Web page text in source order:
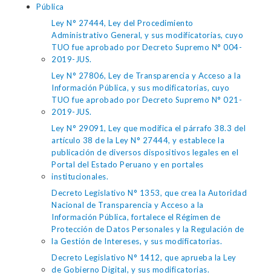
Pública
Ley N° 27444, Ley del Procedimiento
Administrativo General, y sus modificatorias, cuyo
TUO fue aprobado por Decreto Supremo N° 004-
2019-JUS.
Ley N° 27806, Ley de Transparencia y Acceso a la
Información Pública, y sus modificatorias, cuyo
TUO fue aprobado por Decreto Supremo N° 021-
2019-JUS.
Ley N° 29091, Ley que modifica el párrafo 38.3 del
artículo 38 de la Ley N° 27444, y establece la
publicación de diversos dispositivos legales en el
Portal del Estado Peruano y en portales
institucionales.
Decreto Legislativo N° 1353, que crea la Autoridad
Nacional de Transparencia y Acceso a la
Información Pública, fortalece el Régimen de
Protección de Datos Personales y la Regulación de
la Gestión de Intereses, y sus modificatorias.
Decreto Legislativo N° 1412, que aprueba la Ley
de Gobierno Digital, y sus modificatorias.